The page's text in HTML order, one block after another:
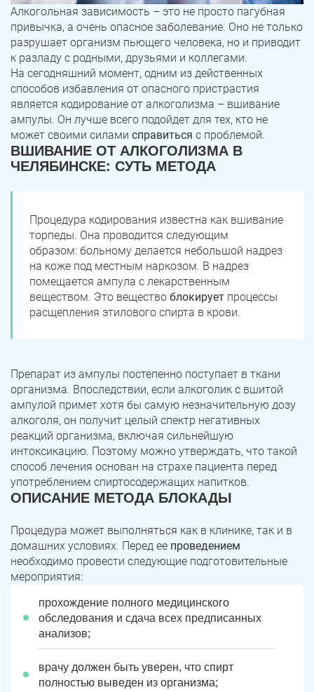
Алкогольная зависимость – это не просто пагубная
привычка, а очень опасное заболевание. Оно не только
разрушает организм пьющего человека, но и приводит
к разладу с родными, друзьями и коллегами.
На сегодняшний момент, одним из действенных
способов избавления от опасного пристрастия
является кодирование от алкоголизма – вшивание
ампулы. Он лучше всего подойдет для тех, кто не
может своими силами справиться с проблемой.
ВШИВАНИЕ ОТ АЛКОГОЛИЗМА В
ЧЕЛЯБИНСКЕ: СУТЬ МЕТОДА
Процедура кодирования известна как вшивание
торпеды. Она проводится следующим
образом: больному делается небольшой надрез
на коже под местным наркозом. В надрез
помещается ампула с лекарственным
веществом. Это вещество блокирует процессы
расщепления этилового спирта в крови.
Препарат из ампулы постепенно поступает в ткани
организма. Впоследствии, если алкоголик с вшитой
ампулой примет хотя бы самую незначительную дозу
алкоголя, он получит целый спектр негативных
реакций организма, включая сильнейшую
интоксикацию. Поэтому можно утверждать, что такой
способ лечения основан на страхе пациента перед
употреблением спиртосодержащих напитков.
ОПИСАНИЕ МЕТОДА БЛОКАДЫ
Процедура может выполняться как в клинике, так и в
домашних условиях. Перед ее проведением
необходимо провести следующие подготовительные
мероприятия:
прохождение полного медицинского
обследования и сдача всех предписанных
анализов;
врачу должен быть уверен, что спирт
полностью выведен из организма;